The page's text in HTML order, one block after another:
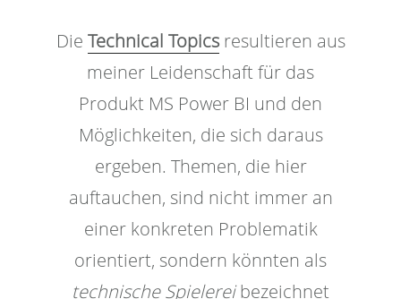
Die Technical Topicsresultieren aus
meiner Leidenschaft für das
Produkt MS Power BI und den
Möglichkeiten, die sich daraus
ergeben. Themen, die hier
auftauchen, sind nicht immer an
einer konkreten Problematik
orientiert, sondern könnten als
technische Spielereibezeichnet